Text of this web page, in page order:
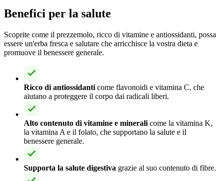
Benefici per la salute
Scoprite come il prezzemolo, ricco di vitamine e antiossidanti, possa
essere un'erba fresca e salutare che arricchisce la vostra dieta e
promuove il benessere generale.
Ricco di antiossidanti come flavonoidi e vitamina C, che
aiutano a proteggere il corpo dai radicali liberi.
Alto contenuto di vitamine e minerali come la vitamina K,
la vitamina A e il folato, che supportano la salute e il
benessere generale.
Supporta la salute digestiva grazie al suo contenuto di fibre.